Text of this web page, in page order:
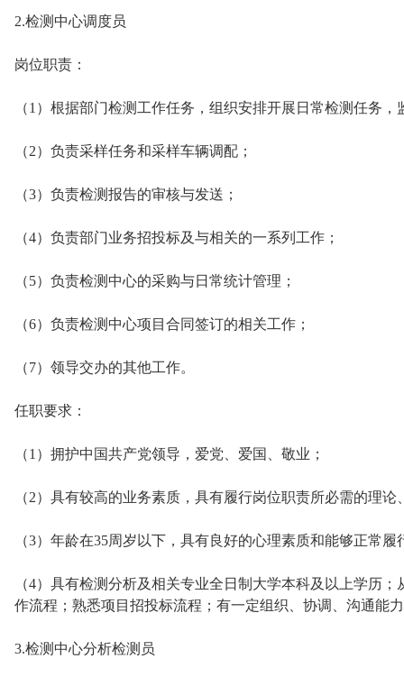
2.检测中心调度员
岗位职责：
（1）根据部门检测工作任务，组织安排开展日常检测任务，
（2）负责采样任务和采样车辆调配；
（3）负责检测报告的审核与发送；
（4）负责部门业务招投标及与相关的一系列工作；
（5）负责检测中心的采购与日常统计管理；
（6）负责检测中心项目合同签订的相关工作；
（7）领导交办的其他工作。
任职要求：
（1）拥护中国共产党领导，爱党、爱国、敬业；
（2）具有较高的业务素质，具有履行岗位职责所必需的理论
（3）年龄在35周岁以下，具有良好的心理素质和能够正常
（4）具有检测分析及相关专业全日制大学本科及以上学历
作流程；熟悉项目招投标流程；有一定组织、协调、沟通能
3.检测中心分析检测员